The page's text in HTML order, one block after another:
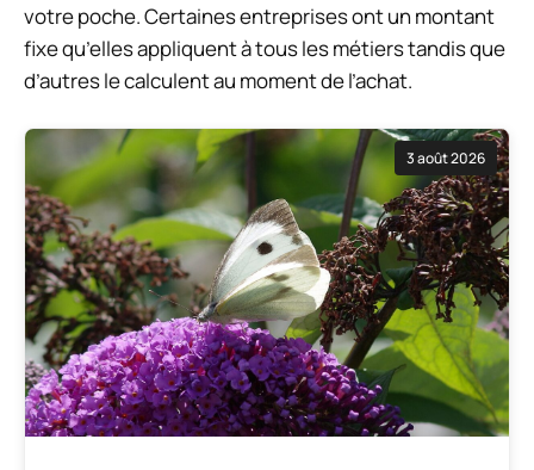
votre poche. Certaines entreprises ont un montant
fixe qu’elles appliquent à tous les métiers tandis que
d’autres le calculent au moment de l’achat.
3 août 2026